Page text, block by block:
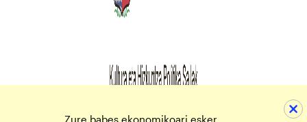
Zure babes ekonomikoari esker